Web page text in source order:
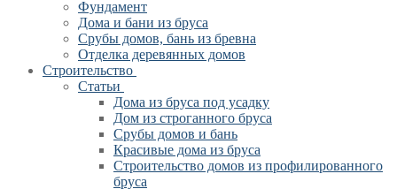
Фундамент
Дома и бани из бруса
Срубы домов, бань из бревна
Отделка деревянных домов
Строительство
Статьи
Дома из бруса под усадку
Дом из строганного бруса
Срубы домов и бань
Красивые дома из бруса
Строительство домов из профилированного
бруса